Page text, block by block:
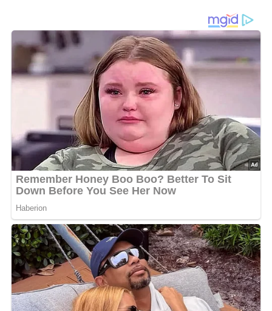
H. Fischer, Promenadenstr. 16